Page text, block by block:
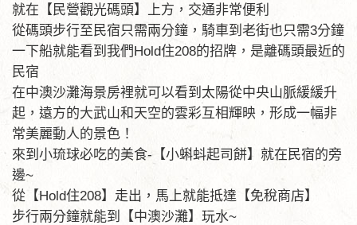
就在【民營觀光碼頭】上方，交通非常便利
從碼頭步行至民宿只需兩分鐘，騎車到老街也只需3分鐘
一下船就能看到我們Hold住208的招牌，是離碼頭最近的
民宿
在中澳沙灘海景房裡就可以看到太陽從中央山脈緩緩升
起，遠方的大武山和天空的雲彩互相輝映，形成一幅非
常美麗動人的景色！
來到小琉球必吃的美食-【小蝌蚪起司餅】就在民宿的旁
邊~
從【Hold住208】走出，馬上就能抵達【免稅商店】
步行兩分鐘就能到【中澳沙灘】玩水~